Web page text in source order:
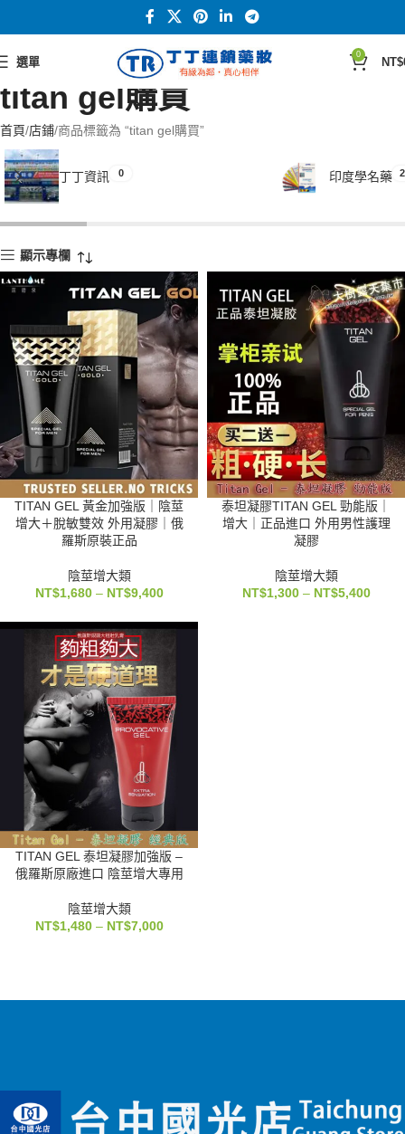
選單
0
NT$
titan gel購買
首頁 店鋪 商品標籤為 “titan gel購買”
丁丁資訊 0 印度學名藥
顯示專欄
TITAN GEL 黃金加強版｜陰莖
增大＋脫敏雙效 外用凝膠｜俄
羅斯原裝正品
陰莖增大類
NT$1,680 – NT$9,400
泰坦凝膠TITAN GEL 勁能版｜
增大｜正品進口 外用男性護理
凝膠
陰莖增大類
NT$1,300 – NT$5,400
TITAN GEL 泰坦凝膠加強版 –
俄羅斯原廠進口 陰莖增大專用
陰莖增大類
NT$1,480 – NT$7,000